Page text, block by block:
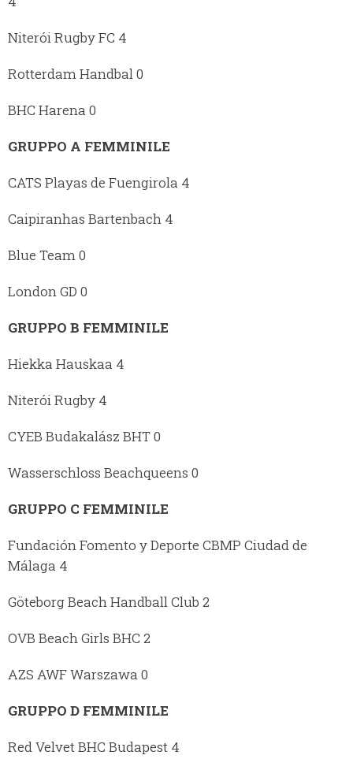
Niterói Rugby FC 4
Rotterdam Handbal 0
BHC Harena 0
GRUPPO A FEMMINILE
CATS Playas de Fuengirola 4
Caipiranhas Bartenbach 4
Blue Team 0
London GD 0
GRUPPO B FEMMINILE
Hiekka Hauskaa 4
Niterói Rugby 4
CYEB Budakalász BHT 0
Wasserschloss Beachqueens 0
GRUPPO C FEMMINILE
Fundación Fomento y Deporte CBMP Ciudad de
Málaga 4
Göteborg Beach Handball Club 2
OVB Beach Girls BHC 2
AZS AWF Warszawa 0
GRUPPO D FEMMINILE
Red Velvet BHC Budapest 4